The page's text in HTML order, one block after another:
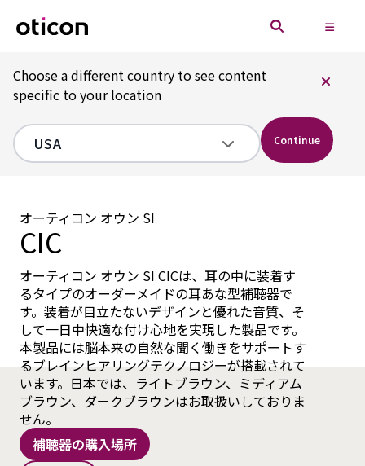
Choose a different country to see content
specific to your location
Continue
オーティコン オウン SI
CIC
オーティコン オウン SI CICは、耳の中に装着す
るタイプのオーダーメイドの耳あな型補聴器で
す。装着が目立たないデザインと優れた音質、そ
して一日中快適な付け心地を実現した製品です。
本製品には脳本来の自然な聞く働きをサポートす
るブレインヒアリングテクノロジーが搭載されて
います。日本では、ライトブラウン、ミディアム
ブラウン、ダークブラウンはお取扱いしておりま
せん。
補聴器の購入場所